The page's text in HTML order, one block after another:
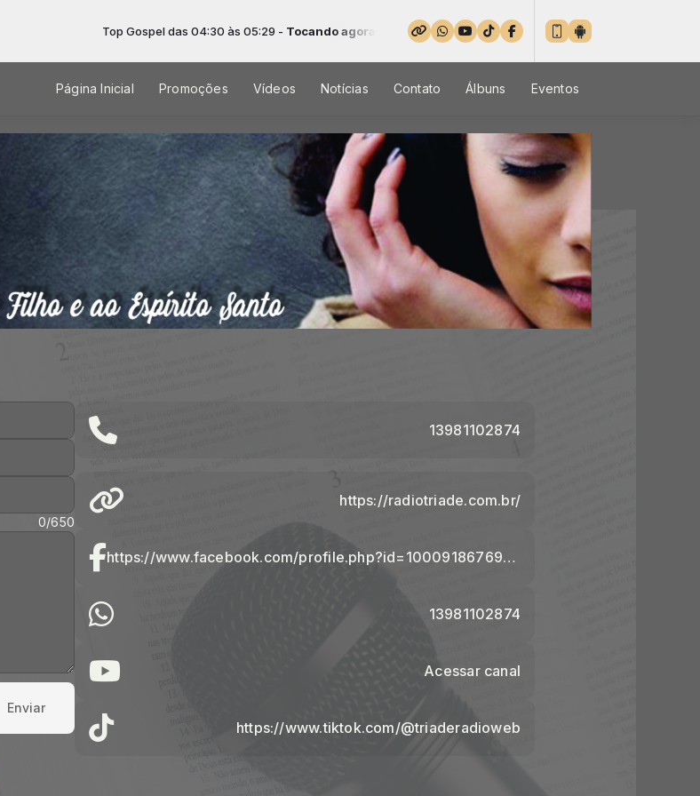
Top Gospel das 04:30 às 05:29 -Tocando agora: Saudade gospel - Parte 1
Página Inicial Promoções Vídeos Notícias Contato Álbuns Eventos
0/650
Enviar
13981102874
https://radiotriade.com.br/
https://www.facebook.com/profile.php?id=100091867692468&locale=pt_BR
13981102874
Acessar canal
https://www.tiktok.com/@triaderadioweb